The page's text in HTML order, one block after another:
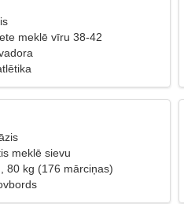
meklē vīru 38-42
meklē sievu
80 kg (176 mārciņas)